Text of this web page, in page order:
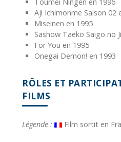
Aji Ichimonme Saison 02
Miseinen en 1995
Sashow Taeko Saigo no
For You en 1995
Onegai Demon! en 1993
RÔLES ET
FILMS
Légende : Film sortit en